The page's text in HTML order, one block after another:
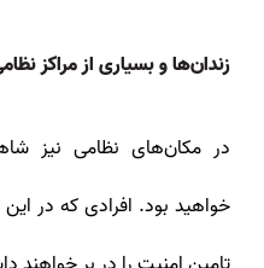
زندان‌ها و بسیاری از مراکز
در مکان‌های نظامی نیز
خواهید بود. افرادی که در